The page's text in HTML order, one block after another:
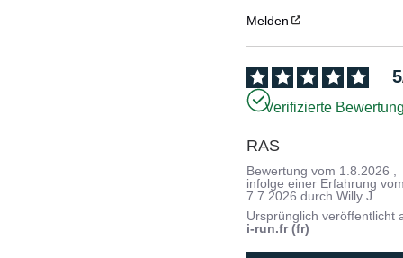
Melden
5
Verifizierte
RAS
Bewertung vom 1.8.2026
infolge einer Erfahrung
7.7.2026 durchWilly J.
Ursprünglich veröffentlicht
i-run.fr (fr)